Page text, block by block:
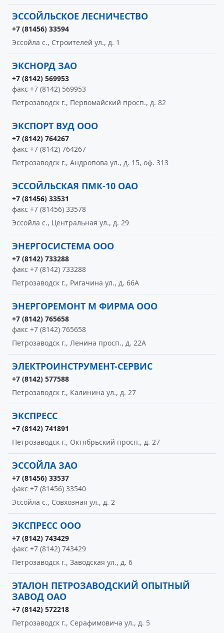
ЭССОЙЛЬСКОЕ ЛЕСНИЧЕСТВО
+7 (81456) 33594
Эссойла с., Строителей ул., д. 1
ЭКСНОРД ЗАО
+7 (8142) 569953
факс +7 (8142) 569953
Петрозаводск г., Первомайский просп., д. 82
ЭКСПОРТ ВУД ООО
+7 (8142) 764267
факс +7 (8142) 764267
Петрозаводск г., Андропова ул., д. 15, оф. 313
ЭССОЙЛЬСКАЯ ПМК-10 ОАО
+7 (81456) 33531
факс +7 (81456) 33578
Эссойла с., Центральная ул., д. 29
ЭНЕРГОСИСТЕМА ООО
+7 (8142) 733288
факс +7 (8142) 733288
Петрозаводск г., Ригачина ул., д. 66А
ЭНЕРГОРЕМОНТ М ФИРМА ООО
+7 (8142) 765658
факс +7 (8142) 765658
Петрозаводск г., Ленина просп., д. 22А
ЭЛЕКТРОИНСТРУМЕНТ-СЕРВИС
+7 (8142) 577588
Петрозаводск г., Калинина ул., д. 27
ЭКСПРЕСС
+7 (8142) 741891
Петрозаводск г., Октябрьский просп., д. 27
ЭССОЙЛА ЗАО
+7 (81456) 33537
факс +7 (81456) 33540
Эссойла с., Совхозная ул., д. 2
ЭКСПРЕСС ООО
+7 (8142) 743429
факс +7 (8142) 743429
Петрозаводск г., Заводская ул., д. 6
ЭТАЛОН ПЕТРОЗАВОДСКИЙ ОПЫТНЫЙ
ЗАВОД ОАО
+7 (8142) 572218
Петрозаводск г., Серафимовича ул., д. 5